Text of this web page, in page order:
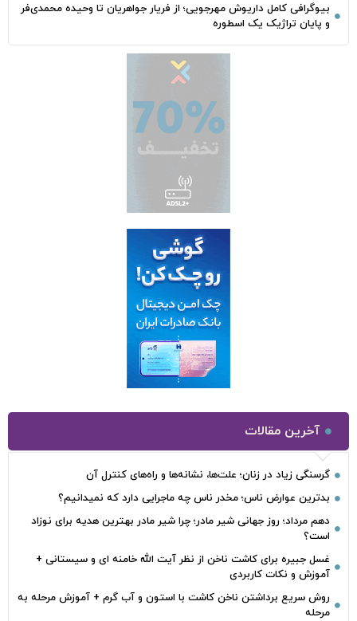
بیوگرافی کامل داریوش مهرجویی؛ از فریار جواهریان تا وحیده محمدی‌فر
و پایان تراژیک یک اسطوره
آخرین مقالات
گرسنگی زیاد در زنان؛ علت‌ها، نشانه‌ها و راه‌های کنترل آن
بدترین عوارض ناس؛ مخدر ناس چه ماجرایی دارد که نمیدانیم؟
دهم مرداد؛ روز جهانی شیر مادر؛ چرا شیر مادر بهترین هدیه برای نوزاد
است؟
غسل جبیره برای کاشت ناخن از نظر آیت الله خامنه ای و سیستانی +
آموزش و نکات کاربردی
روش سریع برداشتن ناخن کاشت با استون و آب گرم + آموزش مرحله به
مرحله